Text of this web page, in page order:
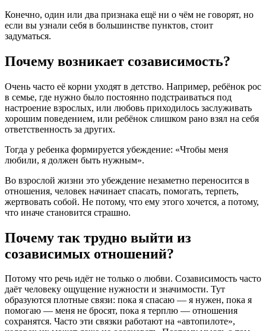
Конечно, один или два признака ещё ни о чём не говорят, но
если вы узнали себя в большинстве пунктов, стоит
задуматься.
Почему возникает созависимость?
Очень часто её корни уходят в детство. Например, ребёнок рос
в семье, где нужно было постоянно подстраиваться под
настроение взрослых, или любовь приходилось заслуживать
хорошим поведением, или ребёнок слишком рано взял на себя
ответственность за других.
Тогда у ребенка формируется убеждение: «Чтобы меня
любили, я должен быть нужным».
Во взрослой жизни это убеждение незаметно переносится в
отношения, человек начинает спасать, помогать, терпеть,
жертвовать собой. Не потому, что ему этого хочется, а потому,
что иначе становится страшно.
Почему так трудно выйти из
созависимых отношений?
Потому что речь идёт не только о любви. Созависимость часто
даёт человеку ощущение нужности и значимости. Тут
образуются плотные связи: пока я спасаю — я нужен, пока я
помогаю — меня не бросят, пока я терплю — отношения
сохранятся. Часто эти связки работают на «автопилоте»,